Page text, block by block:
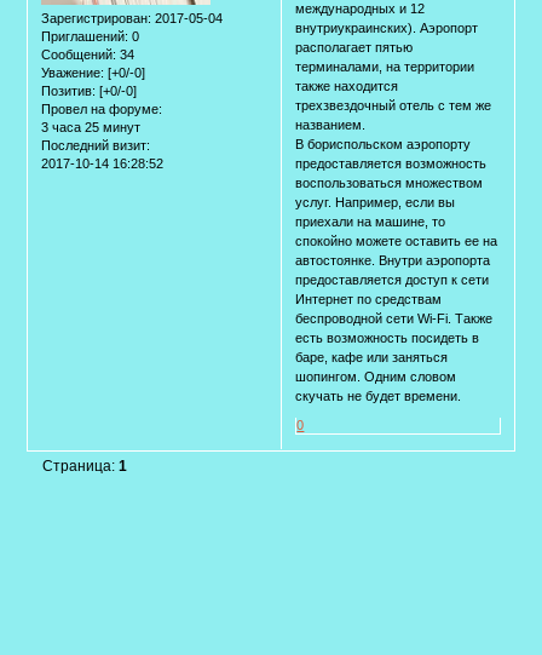
Зарегистрирован: 2017-05-04
Приглашений: 0
Сообщений: 34
Уважение: [+0/-0]
Позитив: [+0/-0]
Провел на форуме:
3 часа 25 минут
Последний визит:
2017-10-14 16:28:52
международных и 12
внутриукраинских). Аэропорт
располагает пятью
терминалами, на территории
также находится
трехзвездочный отель с тем же
названием.
В бориспольском аэропорту
предоставляется возможность
воспользоваться множеством
услуг. Например, если вы
приехали на машине, то
спокойно можете оставить ее на
автостоянке. Внутри аэропорта
предоставляется доступ к сети
Интернет по средствам
беспроводной сети Wi-Fi. Также
есть возможность посидеть в
баре, кафе или заняться
шопингом. Одним словом
скучать не будет времени.
0
Страница: 1